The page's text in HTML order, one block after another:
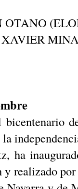
bicentenario
la
ha
y realizado